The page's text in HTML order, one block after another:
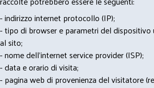
- indirizzo internet protocollo (IP);
- tipo di browser e parametri del
al sito;
- nome dell'internet service provider (ISP);
- data e orario di visita;
- pagina web di provenienza del visitatore